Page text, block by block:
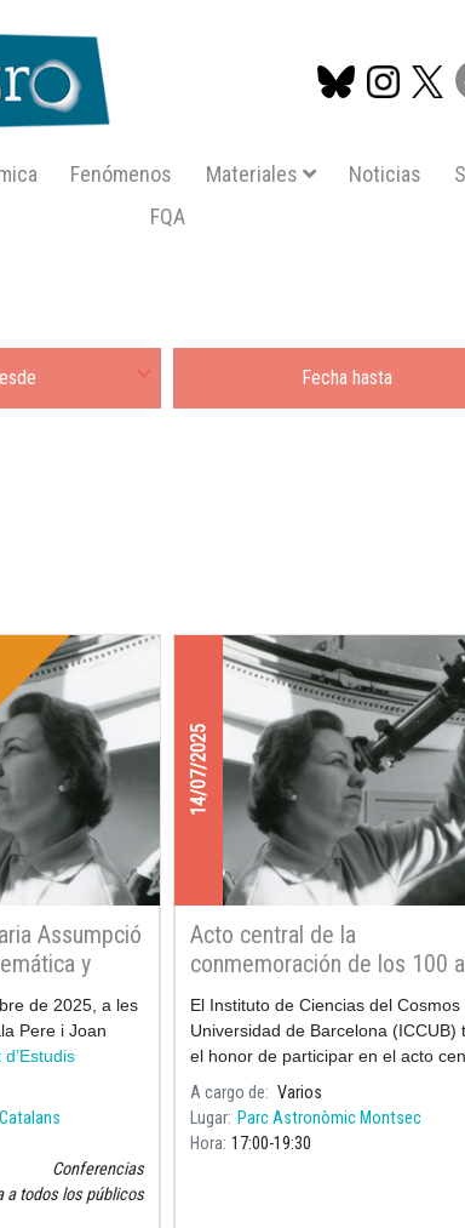
Pasar
Fenómenos Materiales Noticias
FQA
Assumpció
y
de 2025, a les
Pere i Joan
Conferencias
a todos los públicos
14/07/2025
Acto central de la
conmemoración de los 100
del nacimiento de la
y astrónoma Maria
Català i Poch
El Instituto de Ciencias del Cosmos
Universidad de Barcelona (ICCUB)
el honor de participar en el acto
de conmemoración del Centenario
nacimiento de Maria Assumpció
A cargo de
Varios
Lugar Parc Astronòmic Montsec
Hora 17:00 19:30